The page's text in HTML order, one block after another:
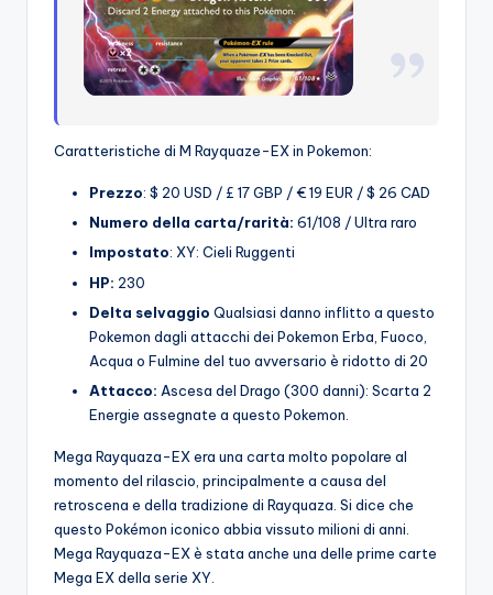
Caratteristiche di M Rayquaze-EX in Pokemon:
Prezzo: $ 20 USD / £ 17 GBP / € 19 EUR / $ 26 CAD
Numero della carta/rarità: 61/108 / Ultra raro
Impostato: XY: Cieli Ruggenti
HP: 230
Delta selvaggio Qualsiasi danno inflitto a questo
Pokemon dagli attacchi dei Pokemon Erba, Fuoco,
Acqua o Fulmine del tuo avversario è ridotto di 20
Attacco: Ascesa del Drago (300 danni): Scarta 2
Energie assegnate a questo Pokemon.
Mega Rayquaza-EX era una carta molto popolare al
momento del rilascio, principalmente a causa del
retroscena e della tradizione di Rayquaza. Si dice che
questo Pokémon iconico abbia vissuto milioni di anni.
Mega Rayquaza-EX è stata anche una delle prime carte
Mega EX della serie XY.